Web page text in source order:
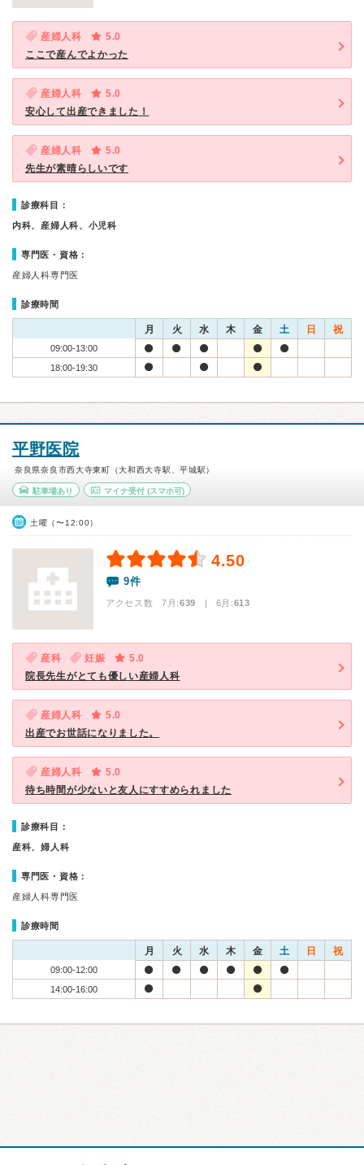
産婦人科
5.0
ここで産んでよかった
産婦人科
5.0
安心して出産できました！
産婦人科
5.0
先生が素晴らしいです
診療科目：
内科、産婦人科、小児科
専門医・資格：
産婦人科専門医
診療時間
月 火 水 木 金 土 日 祝
09:00-13:00
18:00-19:30
平野医院
奈良県奈良市西大寺東町（大和西大寺駅、平城駅）
駐車場あり マイナ受付(スマホ可)
土曜（〜12:00）
4.50
9件
アクセス数 7月:639 | 6月:613
産科 妊娠
5.0
院長先生がとても優しい産婦人科
産婦人科
5.0
出産でお世話になりました。
産婦人科
5.0
待ち時間が少ないと友人にすすめられました
診療科目：
産科、婦人科
専門医・資格：
産婦人科専門医
診療時間
月 火 水 木 金 土 日 祝
09:00-12:00
14:00-16:00